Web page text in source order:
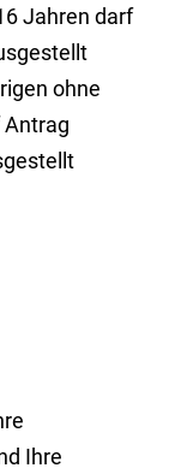
Jahren darf
ohne
Antrag
Ihre